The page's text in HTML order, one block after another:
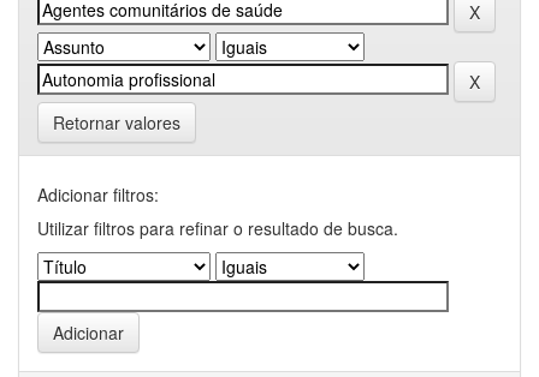
Retornar valores
Adicionar filtros:
Utilizar filtros para refinar o resultado de busca.